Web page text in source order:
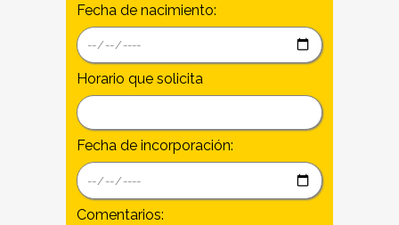
Fecha de nacimiento:
Horario que solicita
Fecha de incorporación:
Comentarios: